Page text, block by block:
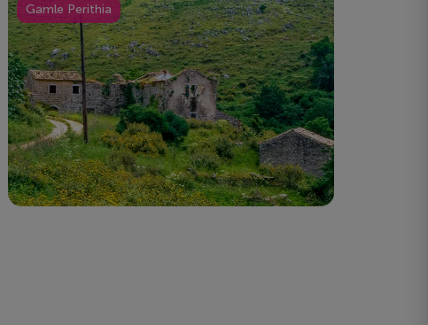
Gamle Perithia